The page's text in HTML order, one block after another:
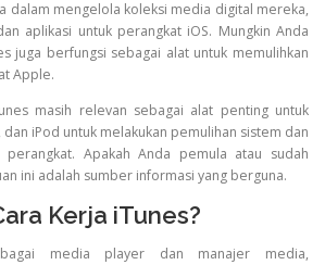
dalam mengelola koleksi media digital mereka,
aplikasi untuk perangkat iOS. Mungkin Anda
juga berfungsi sebagai alat untuk memulihkan
Apple.
masih relevan sebagai alat penting untuk
dan iPod untuk melakukan pemulihan sistem dan
perangkat. Apakah Anda pemula atau sudah
ini adalah sumber informasi yang berguna.
Kerja iTunes?
media player dan manajer media,